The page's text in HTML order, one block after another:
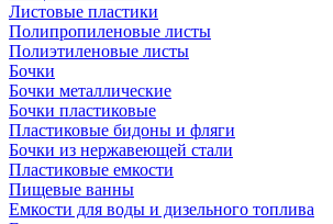
Листовые пластики
Полипропиленовые листы
Полиэтиленовые листы
Бочки
Бочки металлические
Бочки пластиковые
Пластиковые бидоны и фляги
Бочки из нержавеющей стали
Пластиковые емкости
Пищевые ванны
Емкости для воды и дизельного топлива